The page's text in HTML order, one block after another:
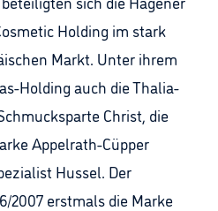
Holding im stark
Markt. Unter ihrem
Holding auch die Thalia-
Christ, die
Appelrath-Cüpper
Hussel. Der
2007 erstmals die Marke